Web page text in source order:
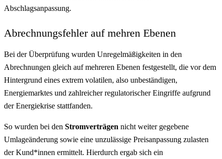
Abschlagsanpassung.
Abrechnungsfehler auf mehren Ebenen
Bei der Überprüfung wurden Unregelmäßigkeiten in den
Abrechnungen gleich auf mehreren Ebenen festgestellt, die vor dem
Hintergrund eines extrem volatilen, also unbeständigen,
Energiemarktes und zahlreicher regulatorischer Eingriffe aufgrund
der Energiekrise stattfanden.
So wurden bei den Stromverträgen nicht weiter gegebene
Umlageänderung sowie eine unzulässige Preisanpassung zulasten
der Kund*innen ermittelt. Hierdurch ergab sich ein